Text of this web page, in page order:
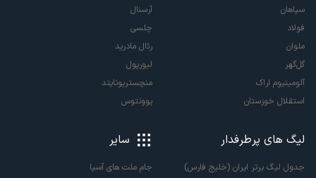
سپاهان
فولاد
ملوان
گل‌گهر
آلومینیوم اراک
استقلال خوزستان
آرسنال
چلسی
رئال مادرید
لیورپول
منچستریونایتد
یوونتوس
لیگ های پرطرفدار
جدول لیگ برتر ایران (خلیج فارس)
سایر
جام ملت های آسیا